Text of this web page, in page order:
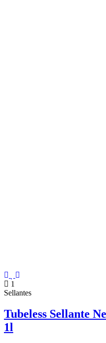
1
Sellantes
Tubeless Sellante
1l